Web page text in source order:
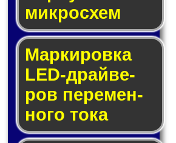
мик­ро­схем
Маркировка
LED-драй­ве­
ров пе­ре­мен­
но­го то­ка